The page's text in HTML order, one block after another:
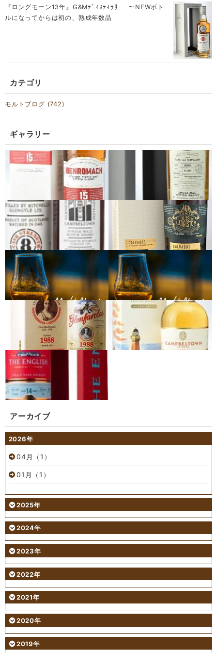
『ロングモーン13年』G&Mﾃﾞｨｽﾃｨﾗﾘｰ ～NEWボト
ルになってからは初の、熟成年数品
カテゴリ
モルトブログ (742)
ギャラリー
アーカイブ
2026年
04月（1）
01月（1）
2025年
2024年
2023年
2022年
2021年
2020年
2019年